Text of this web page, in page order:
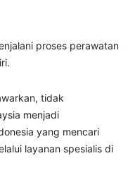
proses perawatan
tidak
menjadi
yang mencari
layanan spesialis di